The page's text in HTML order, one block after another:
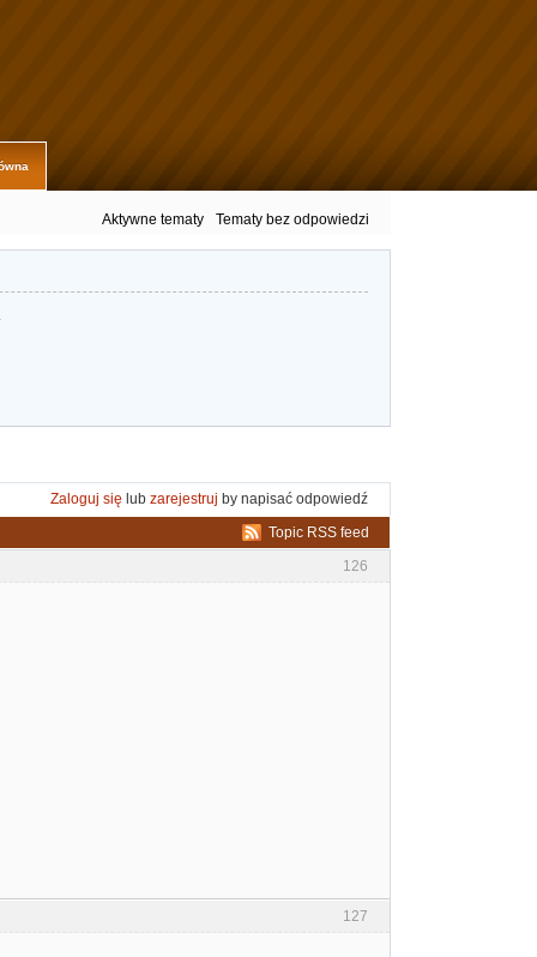
Aktywne tematy Tematy bez odpowiedzi
Zaloguj się lub zarejestruj by napisać odpowiedź
Topic RSS feed
126
127